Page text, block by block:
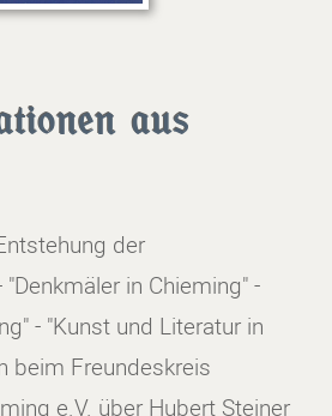
aus
der
in Chieming" -
- "Kunst und Literatur in
beim Freundeskreis
e.V. über Hubert Steiner